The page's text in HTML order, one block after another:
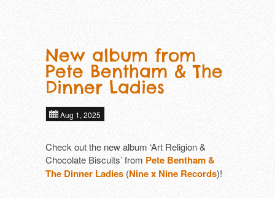
New album from
Pete Bentham & The
Dinner Ladies
Aug 1, 2025
Check out the new album ‘Art Religion &
Chocolate Biscuits’ from Pete Bentham &
The Dinner Ladies (Nine x Nine Records)!